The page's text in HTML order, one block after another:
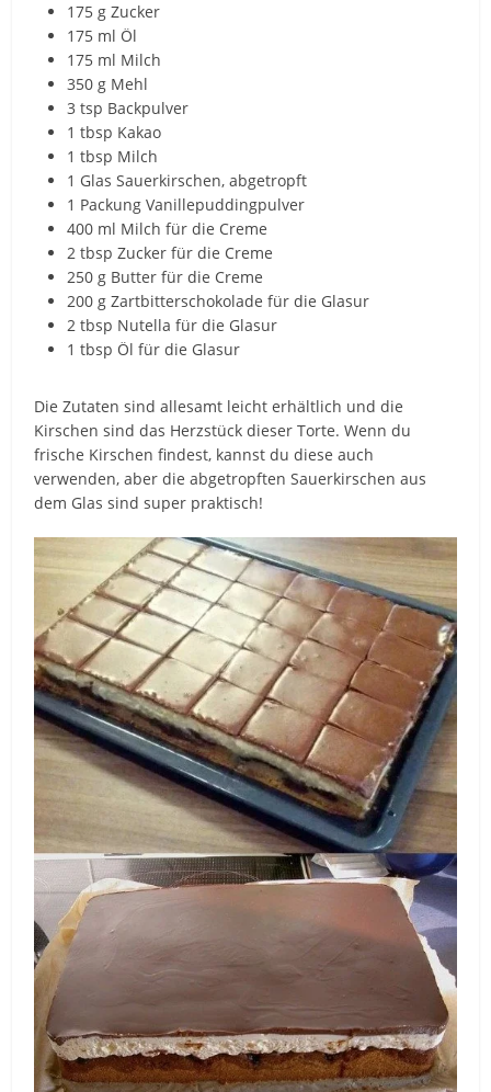
175 g Zucker
175 ml Öl
175 ml Milch
350 g Mehl
3 tsp Backpulver
1 tbsp Kakao
1 tbsp Milch
1 Glas Sauerkirschen, abgetropft
1 Packung Vanillepuddingpulver
400 ml Milch für die Creme
2 tbsp Zucker für die Creme
250 g Butter für die Creme
200 g Zartbitterschokolade für die Glasur
2 tbsp Nutella für die Glasur
1 tbsp Öl für die Glasur
Die Zutaten sind allesamt leicht erhältlich und die
Kirschen sind das Herzstück dieser Torte. Wenn du
frische Kirschen findest, kannst du diese auch
verwenden, aber die abgetropften Sauerkirschen aus
dem Glas sind super praktisch!